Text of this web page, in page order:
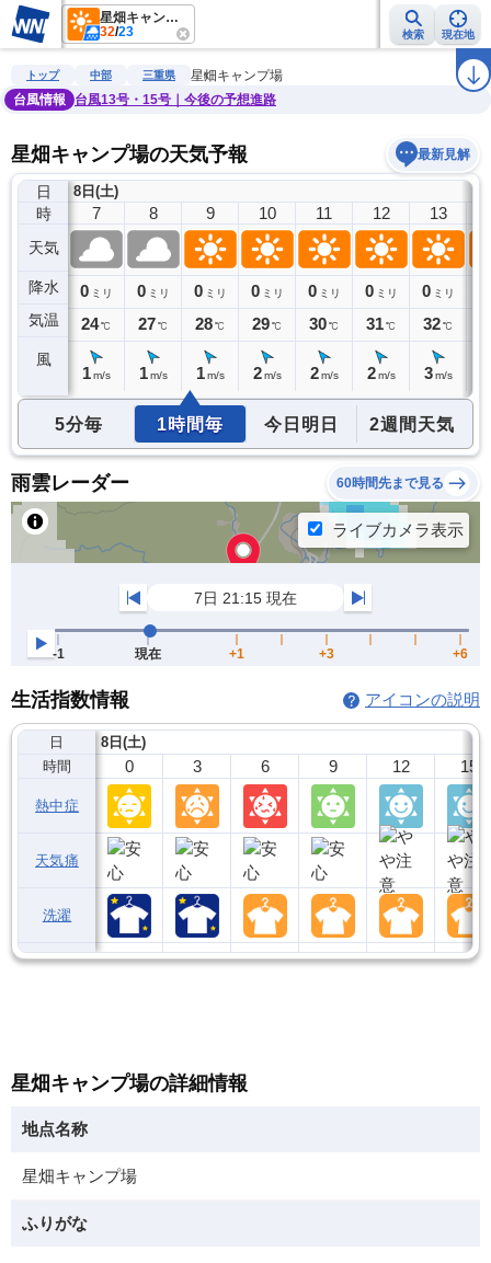
星畑キャンプ場
32/23 検索 現在地
雨雲レーダー 台風情報 地震情報 ラ
トップ 中部 三重県
星畑キャンプ場
台風情報
台風13号・15号｜今後の予想進路
星畑キャンプ場の天気予報 最新見解
日
時
天気
降水
気温
風
8日(土)
6
1ミリ
24℃
7
0 ミリ
24℃
1 m/s
8
0 ミリ
27℃
1 m/s
9
0 ミリ
28℃
1 m/s
10
0 ミリ
29℃
2 m/s
11
0 ミリ
30℃
2 m/s
12
0 ミリ
31℃
2 m/s
13
0 ミリ
32℃
3 m/s
5分毎 1時間毎 今日明日 2週間天気
雨雲レーダー 60時間先まで見る
生活指数情報 アイコンの説明
日
時間
熱中症
天気痛
洗濯
8日(土)
0 3 6 9 12 15
星畑キャンプ場の詳細情報
地点名称
星畑キャンプ場
ふりがな